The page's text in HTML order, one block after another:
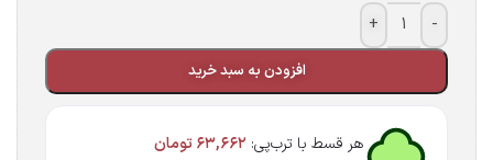
-
+
افزودن به سبد خرید
هر قسط با ترب‌پی: ۶۳,۶۶۲تومان